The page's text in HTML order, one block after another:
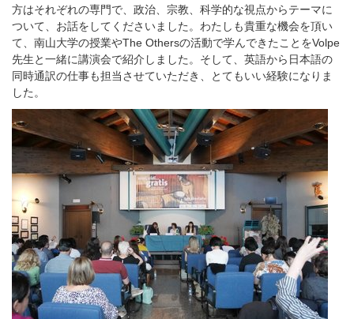
方はそれぞれの専門で、政治、宗教、科学的な視点からテーマに
ついて、お話をしてくださいました。わたしも貴重な機会を頂い
て、南山大学の授業やThe Othersの活動で学んできたことをVolpe
先生と一緒に講演会で紹介しました。そして、英語から日本語の
同時通訳の仕事も担当させていただき、とてもいい経験になりま
した。